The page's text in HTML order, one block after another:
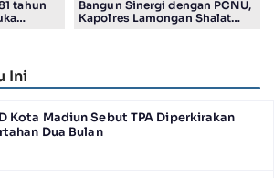
tahun
Bangun Sinergi dengan PCNU,
Kapolres Lamongan Shalat
Ini
Kota Madiun Sebut TPA Diperkirakan
Dua Bulan